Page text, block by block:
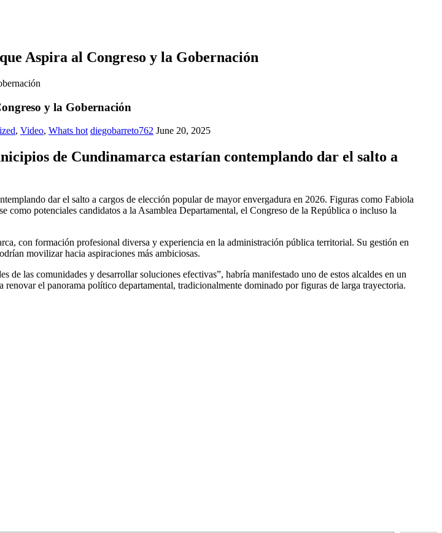
Aspira al Congreso y la Gobernación
y la Gobernación
, Video, Whats hot diegobarreto762 June 20, 2025
de Cundinamarca estarían contemplando dar el salto a
dar el salto a cargos de elección popular de mayor envergadura en 2026. Figuras como Fabiola
potenciales candidatos a la Asamblea Departamental, el Congreso de la República o incluso la
con formación profesional diversa y experiencia en la administración pública territorial. Su gestión en
movilizar hacia aspiraciones más ambiciosas.
las comunidades y desarrollar soluciones efectivas”, habría manifestado uno de estos alcaldes en un
el panorama político departamental, tradicionalmente dominado por figuras de larga trayectoria.